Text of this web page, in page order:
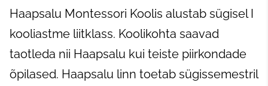
Haapsalu Montessori Koolis alustab sügisel I
kooliastme liitklass. Koolikohta saavad
taotleda nii Haapsalu kui teiste piirkondade
õpilased. Haapsalu linn toetab sügissemestril